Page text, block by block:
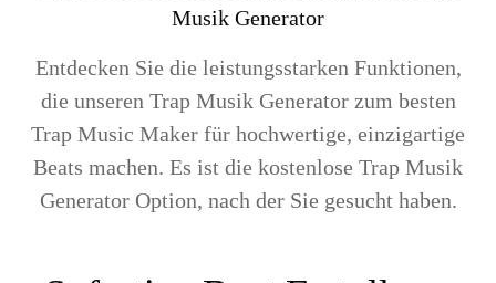
Musik Generator
Entdecken Sie die leistungsstarken Funktionen,
die unseren Trap Musik Generator zum besten
Trap Music Maker für hochwertige, einzigartige
Beats machen. Es ist die kostenlose Trap Musik
Generator Option, nach der Sie gesucht haben.